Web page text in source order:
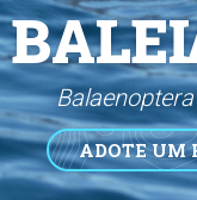
ADOTE UM